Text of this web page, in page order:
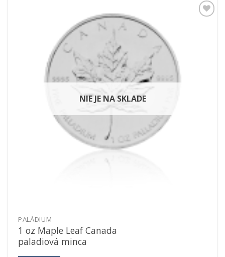
NIE JE NA SKLADE
PALÁDIUM
1 oz Maple Leaf Canada
paladiová minca